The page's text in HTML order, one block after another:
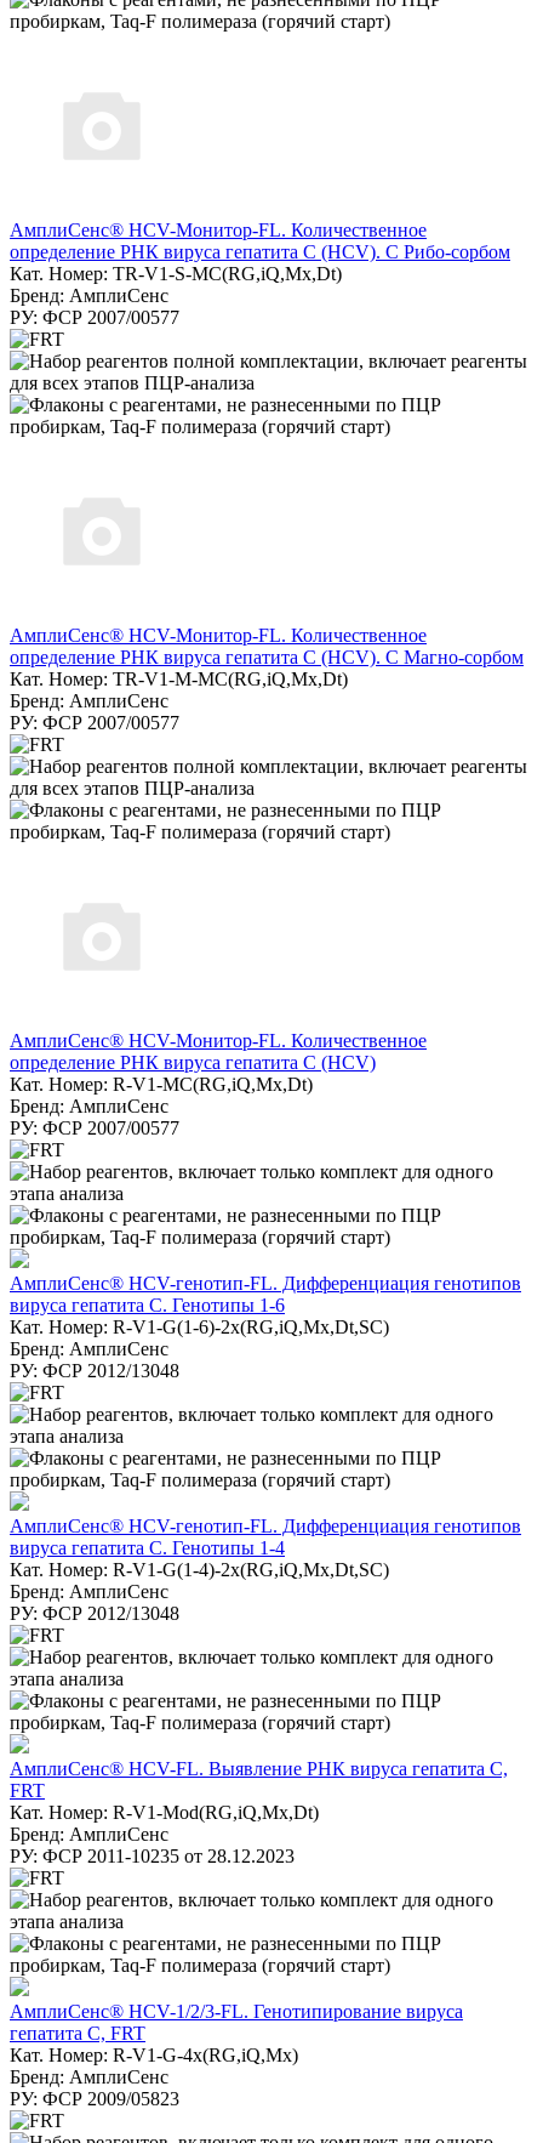
АмплиСенс® HCV-Монитор-FL. Количественное
определение РНК вируса гепатита C (HCV). С Рибо-сорбом
Кат. Номер: TR-V1-S-MC(RG,iQ,Мх,Dt)
Бренд: АмплиСенс
РУ: ФСР 2007/00577
АмплиСенс® HCV-Монитор-FL. Количественное
определение РНК вируса гепатита C (HCV). С Магно-сорбом
Кат. Номер: TR-V1-M-MC(RG,iQ,Мх,Dt)
Бренд: АмплиСенс
РУ: ФСР 2007/00577
АмплиСенс® HCV-Монитор-FL. Количественное
определение РНК вируса гепатита C (HCV)
Кат. Номер: R-V1-MC(RG,iQ,Mx,Dt)
Бренд: АмплиСенс
РУ: ФСР 2007/00577
АмплиСенс® HCV-генотип-FL. Дифференциация генотипов
вируса гепатита С. Генотипы 1-6
Кат. Номер: R-V1-G(1-6)-2x(RG,iQ,Mx,Dt,SC)
Бренд: АмплиСенс
РУ: ФСР 2012/13048
АмплиСенс® HCV-генотип-FL. Дифференциация генотипов
вируса гепатита С. Генотипы 1-4
Кат. Номер: R-V1-G(1-4)-2х(RG,iQ,Mx,Dt,SC)
Бренд: АмплиСенс
РУ: ФСР 2012/13048
АмплиСенс® HCV-FL. Выявление РНК вируса гепатита С,
FRT
Кат. Номер: R-V1-Mod(RG,iQ,Mx,Dt)
Бренд: АмплиСенс
РУ: ФСР 2011-10235 от 28.12.2023
АмплиСенс® HCV-1/2/3-FL. Генотипирование вируса
гепатита С, FRT
Кат. Номер: R-V1-G-4х(RG,iQ,Mx)
Бренд: АмплиСенс
РУ: ФСР 2009/05823